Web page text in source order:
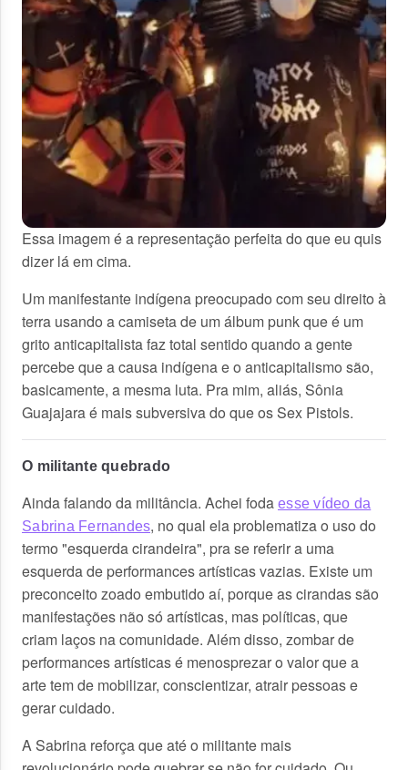
Essa imagem é a representação perfeita do que eu quis
dizer lá em cima.
Um manifestante indígena preocupado com seu direito à
terra usando a camiseta de um álbum punk que é um
grito anticapitalista faz total sentido quando a gente
percebe que a causa indígena e o anticapitalismo são,
basicamente, a mesma luta. Pra mim, aliás, Sônia
Guajajara é mais subversiva do que os Sex Pistols.
O militante quebrado
Ainda falando da militância. Achei foda esse vídeo da
Sabrina Fernandes, no qual ela problematiza o uso do
termo "esquerda cirandeira", pra se referir a uma
esquerda de performances artísticas vazias. Existe um
preconceito zoado embutido aí, porque as cirandas são
manifestações não só artísticas, mas políticas, que
criam laços na comunidade. Além disso, zombar de
performances artísticas é menosprezar o valor que a
arte tem de mobilizar, conscientizar, atrair pessoas e
gerar cuidado.
A Sabrina reforça que até o militante mais